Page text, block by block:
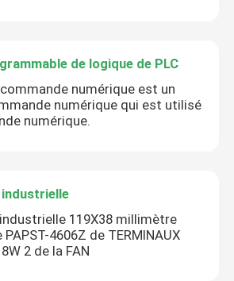
de logique de PLC
numérique est un
numérique qui est utilisé
numérique.
119X38 millimètre
PAPST-4606Z de TERMINAUX
2 de la FAN